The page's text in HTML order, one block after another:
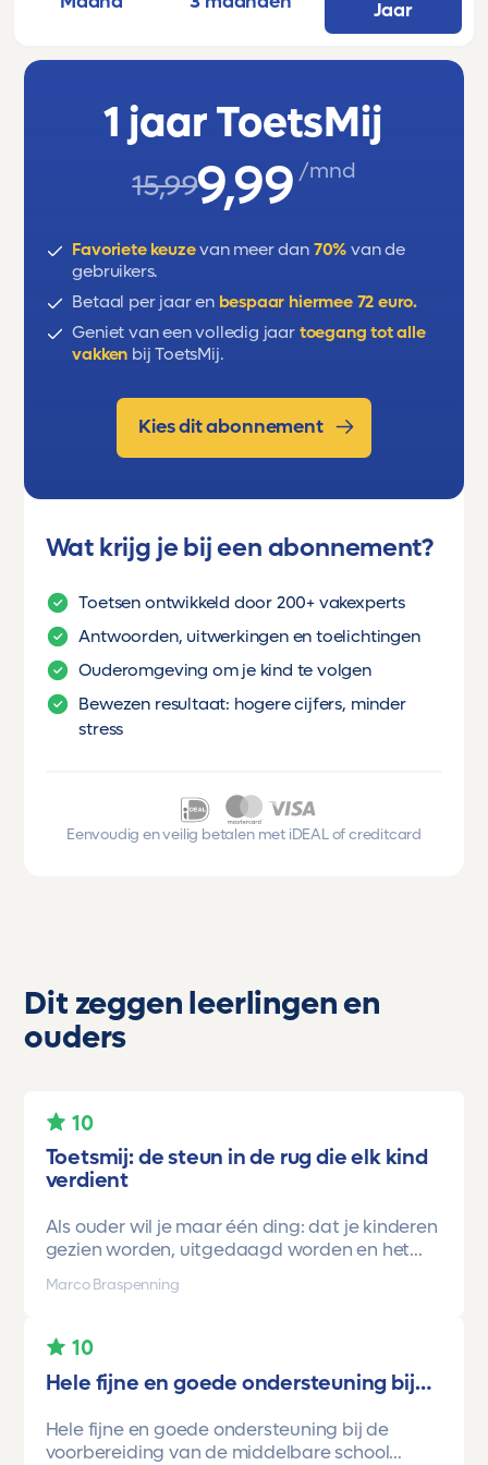
Jaar
1 jaar ToetsMij
15,999,99 /mnd
Favoriete keuzevan meer dan 70% van de
gebruikers.
Betaal per jaar en bespaar hiermee 72 euro.
Geniet van een volledig jaar toegang tot alle
vakken bij ToetsMij.
Kies dit abonnement
Wat krijg je bij een abonnement?
Toetsen ontwikkeld door 200+ vakexperts
Antwoorden, uitwerkingen en toelichtingen
Ouderomgeving om je kind te volgen
Bewezen resultaat: hogere cijfers, minder
stress
Eenvoudig en veilig betalen met iDEAL of creditcard
Dit zeggen leerlingen en
ouders
10
Toetsmij: de steun in de rug die elk kind
verdient
Als ouder wil je maar één ding: dat je kinderen
gezien worden, uitgedaagd worden en het
vertrouwen krijgen dat ze méér kunnen dan ze
zelf soms denken. Voor ons is Toetsmij daarin
kader. Een lieve, slimme meid, maar soms
toetsen van Toetsmij.....helder, betrouwbaar,
precies op niveau en altijd met ruimte om te
Marco Braspenning
10
Hele fijne en goede ondersteuning bij…
Hele fijne en goede ondersteuning bij de
voorbereiding van de middelbare school